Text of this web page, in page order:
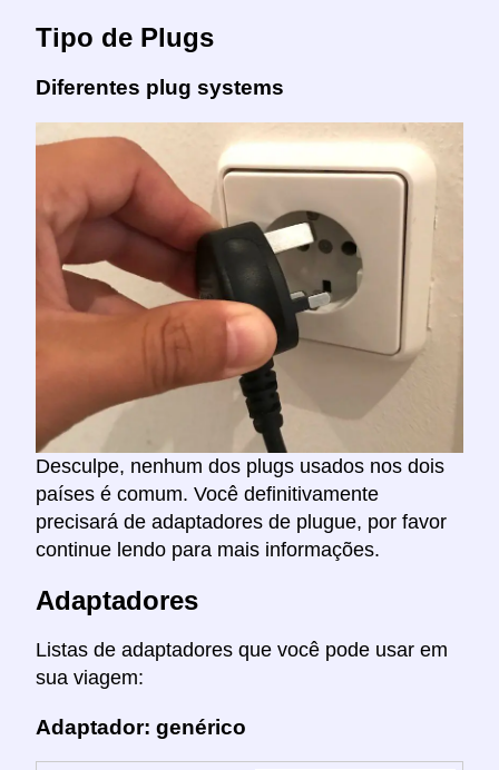
Tipo de Plugs
Diferentes plug systems
Desculpe, nenhum dos plugs usados nos dois
países é comum. Você definitivamente
precisará de adaptadores de plugue, por favor
continue lendo para mais informações.
Adaptadores
Listas de adaptadores que você pode usar em
sua viagem:
Adaptador: genérico